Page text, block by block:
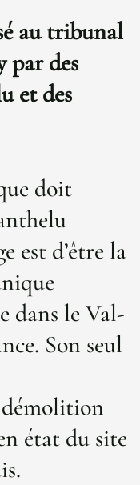
au tribunal
par des
et des
doit
est d’être la
dans le Val-
Son seul
état du site